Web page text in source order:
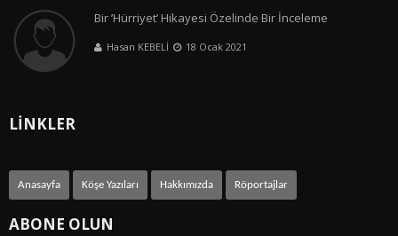
Bir ’Hürriyet’ Hikayesi Özelinde Bir İnceleme
Hasan KEBELİ 18 Ocak 2021
LİNKLER
Anasayfa Köşe Yazıları Hakkımızda Röportajlar
ABONE OLUN